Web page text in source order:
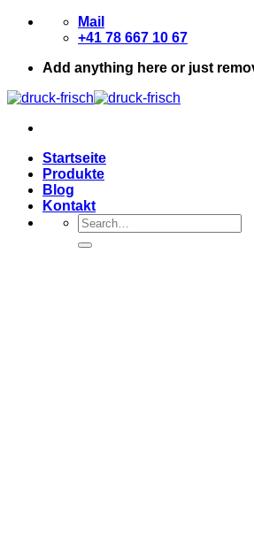
Zum
Mail
+41 78 667 10 67
Add anything here or just
Startseite
Produkte
Blog
Kontakt